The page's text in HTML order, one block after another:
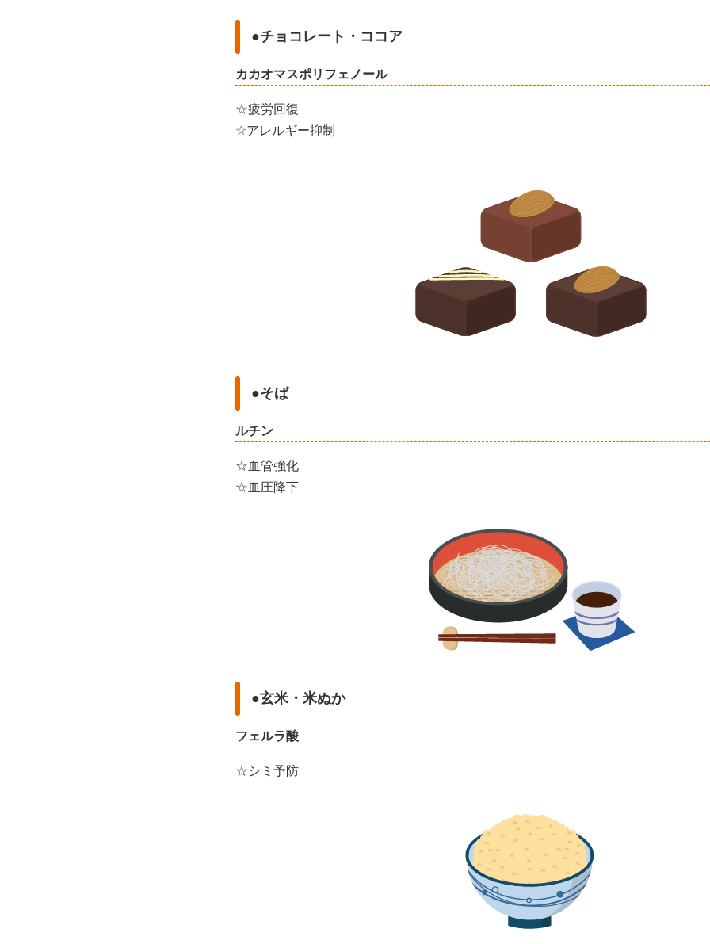
●チョコレート・ココア
カカオマスポリフェノール
☆疲労回復
☆アレルギー抑制
●そば
ルチン
☆血管強化
☆血圧降下
●玄米・米ぬか
フェルラ酸
☆シミ予防